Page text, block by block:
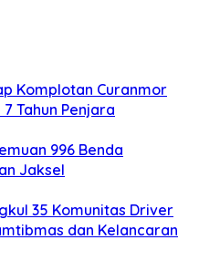
Komplotan Curanmor
Tahun Penjara
996 Benda
Jaksel
35 Komunitas Driver
dan Kelancaran